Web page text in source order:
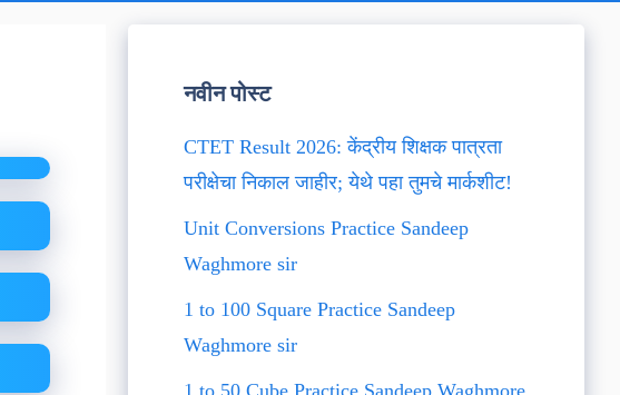
नवीन पोस्ट
CTET Result 2026: केंद्रीय शिक्षक पात्रता
परीक्षेचा निकाल जाहीर; येथे पहा तुमचे मार्कशीट!
Unit Conversions Practice Sandeep
Waghmore sir
1 to 100 Square Practice Sandeep
Waghmore sir
1 to 50 Cube Practice Sandeep Waghmore